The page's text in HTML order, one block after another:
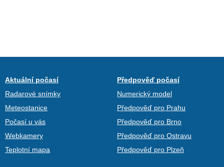
Aktuální počasí
Radarové snímky
Meteostanice
Počasí u vás
Webkamery
Teplotní mapa
Předpověď počasí
Numerický model
Předpověď pro Prahu
Předpověď pro Brno
Předpověď pro Ostravu
Předpověď pro Plzeň